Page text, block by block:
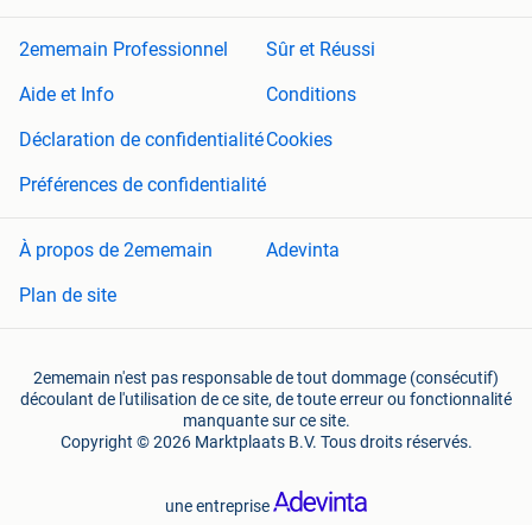
2ememain Professionnel
Sûr et Réussi
Aide et Info
Conditions
Déclaration de confidentialitéCookies
Préférences de confidentialité
À propos de 2ememain
Adevinta
Plan de site
2ememain n'est pas responsable de tout dommage (consécutif)
découlant de l'utilisation de ce site, de toute erreur ou fonctionnalité
manquante sur ce site.
Copyright © 2026 Marktplaats B.V. Tous droits réservés.
une entreprise